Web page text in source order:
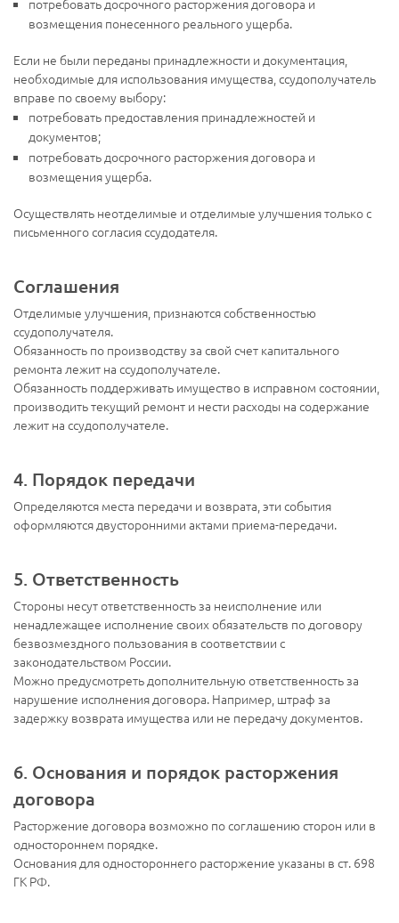
потребовать досрочного расторжения договора и
возмещения понесенного реального ущерба.
Если не были переданы принадлежности и документация,
необходимые для использования имущества, ссудополучатель
вправе по своему выбору:
потребовать предоставления принадлежностей и
документов;
потребовать досрочного расторжения договора и
возмещения ущерба.
Осуществлять неотделимые и отделимые улучшения только с
письменного согласия ссудодателя.
Соглашения
Отделимые улучшения, признаются собственностью
ссудополучателя.
Обязанность по производству за свой счет капитального
ремонта лежит на ссудополучателе.
Обязанность поддерживать имущество в исправном состоянии,
производить текущий ремонт и нести расходы на содержание
лежит на ссудополучателе.
4. Порядок передачи
Определяются места передачи и возврата, эти события
оформляются двусторонними актами приема-передачи.
5. Ответственность
Стороны несут ответственность за неисполнение или
ненадлежащее исполнение своих обязательств по договору
безвозмездного пользования в соответствии с
законодательством России.
Можно предусмотреть дополнительную ответственность за
нарушение исполнения договора. Например, штраф за
задержку возврата имущества или не передачу документов.
6. Основания и порядок расторжения
договора
Расторжение договора возможно по соглашению сторон или в
одностороннем порядке.
Основания для одностороннего расторжение указаны в ст. 698
ГК РФ.